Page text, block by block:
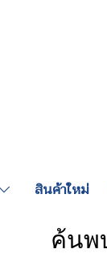
สินค้าใหม่
ค้นพ